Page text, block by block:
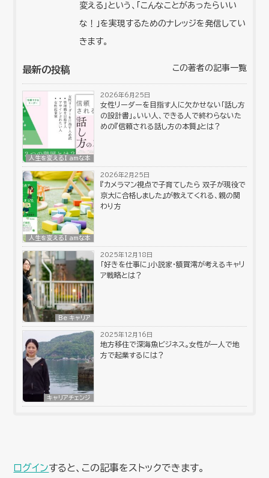
変える」という、「こんなことがあったらいい
な！」を実現するためのナレッジを発信してい
きます。
最新の投稿 この著者の記事一覧
人生を変えるI amな本
2026年6月25日
女性リーダーを目指す人に欠かせない「話し方
の設計書」。いい人、できる人で終わらないた
めの『信頼される話し方の本質』とは？
人生を変えるI amな本
2026年2月25日
『カメラマン視点で子育てしたら 双子が現役で
京大に合格しました』が教えてくれる、親の関
わり方
Be キャリア
2025年12月18日
「好きを仕事に」小説家・額賀澪が考えるキャリ
ア戦略とは？
キャリアチェンジ
2025年12月16日
地方移住で深海魚ビジネス。女性が一人で地
方で起業するには？
ログインすると、この記事をストックできます。